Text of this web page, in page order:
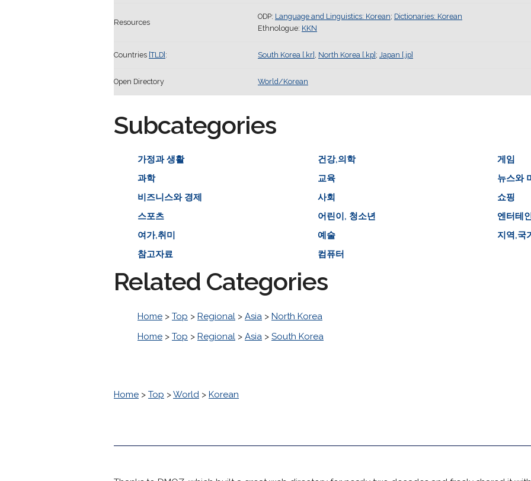
Resources
ODP: Language and Linguistics: Korean; Dictionaries: Korean
Ethnologue: KKN
Countries [TLD] : South Korea [.kr] , North Korea [.kp] ; Japan [.jp]
Open Directory World/Korean
Subcategories
가정과 생활 건강,의학
게임
과학
교육
뉴스와
비즈니스와 경제
사회
쇼핑
스포츠
어린이, 청소년
엔터테
여가,취미
예술
지역,국
참고자료
컴퓨터
Related Categories
Home > Top > Regional > Asia > North Korea
Home > Top > Regional > Asia > South Korea
Home > Top >World > Korean